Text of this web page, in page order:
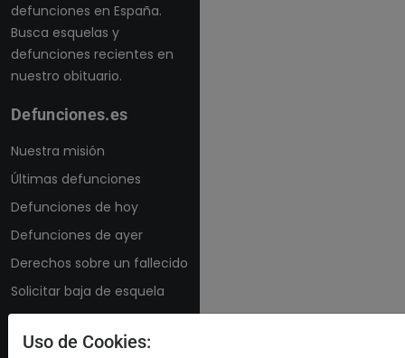
defunciones en España.
Busca esquelas y
defunciones recientes en
nuestro obituario.
Defunciones.es
Nuestra misión
Últimas defunciones
Defunciones de hoy
Defunciones de ayer
Derechos sobre un fallecido
Solicitar baja de esquela
Uso de Cookies: